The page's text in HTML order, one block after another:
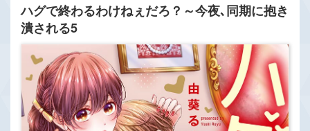
ハグで終わるわけねぇだろ？～今夜､同期に抱き
潰される5